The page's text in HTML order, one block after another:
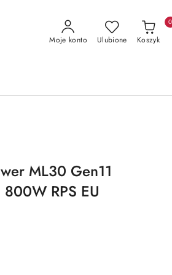
Moje konto Ulubione Koszyk
0
ML30 Gen11
RPS EU